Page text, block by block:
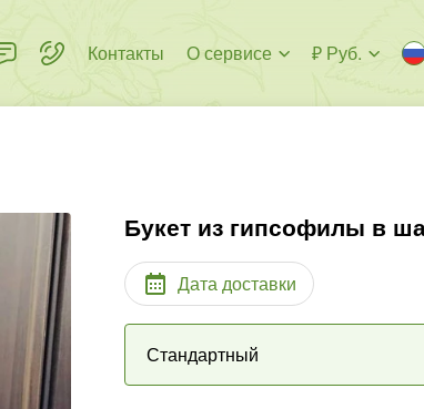
Контакты О сервисе ₽ Руб.
Букет из гипсофилы в
Дата доставки
Стандартный